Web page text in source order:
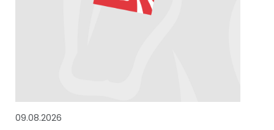
09.08.2026